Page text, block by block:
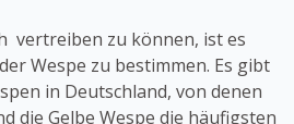
vertreiben zu können, ist es
Wespe zu bestimmen. Es gibt
in Deutschland, von denen
die Gelbe Wespe die häufigsten